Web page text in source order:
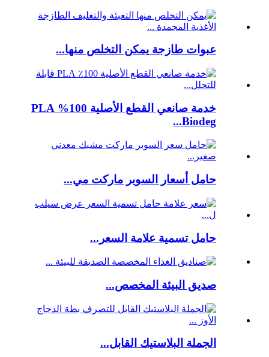
عبوات طازجة يمكن التخلص منها...
خدمة صانعي القطع الأصلية 100% PLA
Biodeg...
حامل أسعار السوبر ماركت مي...
حامل تسمية علامة السعر...
صديق البيئة المخصص...
الجملة البلاستيك القابل...